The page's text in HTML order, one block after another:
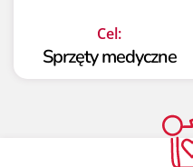
Cel:
Sprzęty medyczne